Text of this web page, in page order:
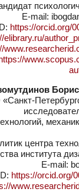
E-mail:
https://orcid.org/
elibrary.ru/
центра
института
E-mail:
https://orcid.org/